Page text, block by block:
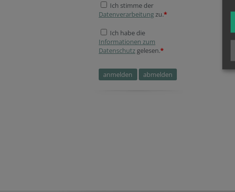
Ich stimme der
Datenverarbeitungzu.*
Ich habe die
Informationen zum
Datenschutz gelesen.*